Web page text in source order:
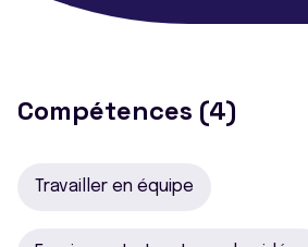
Compétences (4)
Travailler en équipe